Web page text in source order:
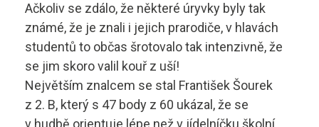
Kuchař - číšník
Cukrář
Dopravní a letecký technik
Diagnostik zemědělské techniky
Rady a informace
Studijní materiály
Ceník
Bakaláři
Microsoft 365
Ačkoliv se zdálo, že některé úryvky byly tak
známé, že je znali i jejich prarodiče, v hlavách
studentů to občas šrotovalo tak intenzivně, že
se jim skoro valil kouř z uší!
Největším znalcem se stal František Šourek
z 2. B, který s 47 body z 60 ukázal, že se
v hudbě orientuje lépe než v jídelníčku školní